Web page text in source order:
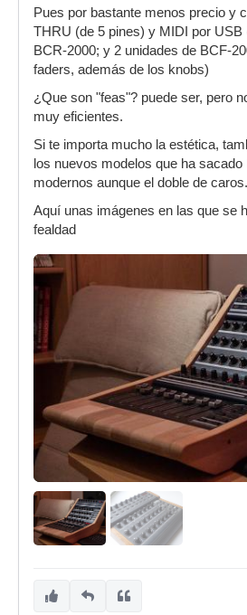
Pues por bastante menos precio y
THRU (de 5 pines) y MIDI por USB
BCR-2000; y 2 unidades de BCF-
faders, además de los knobs)
¿Que son "feas"? puede ser, pero
muy eficientes.
Si te importa mucho la estética,
los nuevos modelos que ha sacado
modernos aunque el doble de caros.
Aquí unas imágenes en las que se
fealdad